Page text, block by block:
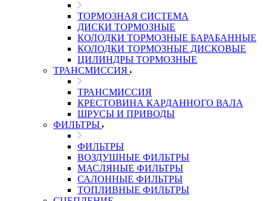
ТОРМОЗНАЯ СИСТЕМА
ДИСКИ ТОРМОЗНЫЕ
КОЛОДКИ ТОРМОЗНЫЕ БАРАБАННЫЕ
КОЛОДКИ ТОРМОЗНЫЕ ДИСКОВЫЕ
ЦИЛИНДРЫ ТОРМОЗНЫЕ
ТРАНСМИССИЯ
ТРАНСМИССИЯ
КРЕСТОВИНА КАРДАННОГО ВАЛА
ШРУСЫ И ПРИВОДЫ
ФИЛЬТРЫ
ФИЛЬТРЫ
ВОЗДУШНЫЕ ФИЛЬТРЫ
МАСЛЯНЫЕ ФИЛЬТРЫ
САЛОННЫЕ ФИЛЬТРЫ
ТОПЛИВНЫЕ ФИЛЬТРЫ